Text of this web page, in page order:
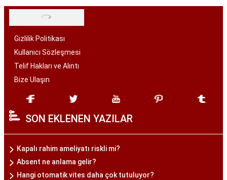
Gizlilik Politikası
Kullanıcı Sözleşmesi
Telif Hakları ve Alıntı
Bize Ulaşın
SON EKLENEN YAZILAR
Kapalı rahim ameliyatı riskli mi?
Absent ne anlama gelir?
Hangi otomatik vites daha çok tutuluyor?